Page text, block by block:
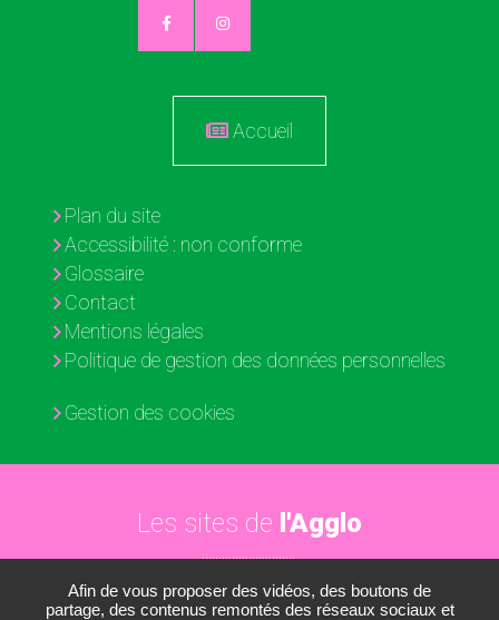
Afin de vous proposer des vidéos, des boutons de
partage, des contenus remontés des réseaux sociaux et
Accueil
Plan du site
Accessibilité : non conforme
Glossaire
Contact
Mentions légales
Politique de gestion des données personnelles
Gestion des cookies
Les sites de l'Agglo
Paris - Vallée de la Marne